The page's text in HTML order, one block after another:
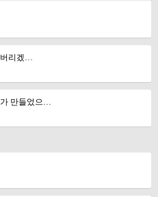
버리겠…
만들었으…